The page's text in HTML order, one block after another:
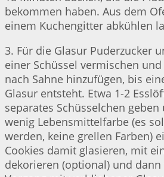
bekommen haben. Aus dem
einem Kuchengitter abkühlen
3. Für die Glasur Puderzucker
einer Schüssel vermischen
nach Sahne hinzufügen, bis
Glasur entsteht. Etwa 1-2
separates Schüsselchen
wenig Lebensmittelfarbe (es
werden, keine grellen Farben)
Cookies damit glasieren, mit
dekorieren (optional) und